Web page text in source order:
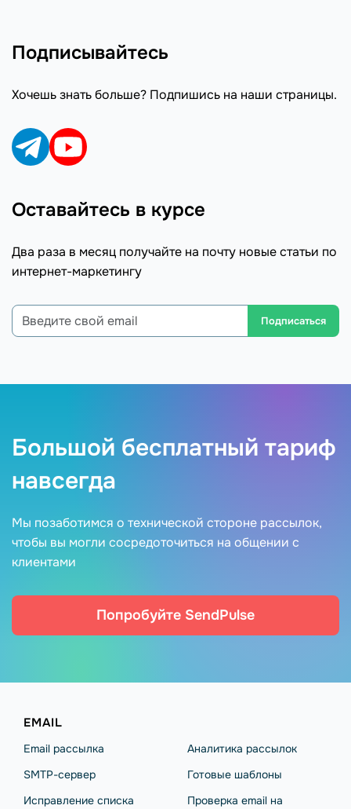
Подписывайтесь
Хочешь знать больше? Подпишись на наши страницы.
Оставайтесь в курсе
Два раза в месяц получайте на почту новые статьи по
интернет-маркетингу
Подписаться
Большой бесплатный тариф
навсегда
Мы позаботимся о технической стороне рассылок,
чтобы вы могли сосредоточиться на общении с
клиентами
Попробуйте SendPulse
EMAIL
Email рассылка
SMTP-сервер
Исправление списка
Аналитика рассылок
Готовые шаблоны
Проверка email на